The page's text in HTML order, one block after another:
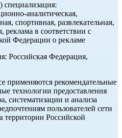
специализация:
аналитическая,
спортивная, развлекательная,
реклама в соответствии с
Федерации о рекламе
Российская Федерация,
применяются рекомендательные
технологии предоставления
систематизации и анализа
пользователей сети
территории Российской